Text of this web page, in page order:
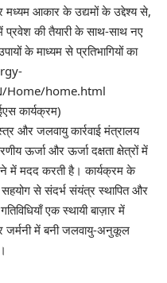
मध्यम आकार के उद्यमों के उद्देश्य से,
प्रवेश की तैयारी के साथ-साथ नए
के माध्यम से प्रतिभागियों का
Home/home.html
कार्यक्रम)
और जलवायु कार्रवाई मंत्रालय
ऊर्जा और ऊर्जा दक्षता क्षेत्रों में
में मदद करती है। कार्यक्रम के
से संदर्भ संयंत्र स्थापित और
एक स्थायी बाज़ार में
जर्मनी में बनी जलवायु-अनुकूल